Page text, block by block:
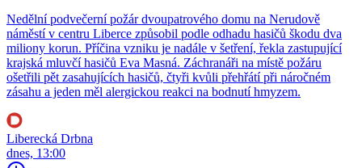
Nedělní podvečerní požár dvoupatrového domu na Nerudově
náměstí v centru Liberce způsobil podle odhadu hasičů škodu dva
miliony korun. Příčina vzniku je nadále v šetření, řekla zastupující
krajská mluvčí hasičů Eva Masná. Záchranáři na místě požáru
ošetřili pět zasahujících hasičů, čtyři kvůli přehřátí při náročném
zásahu a jeden měl alergickou reakci na bodnutí hmyzem.
Liberecká Drbna
dnes, 13:00